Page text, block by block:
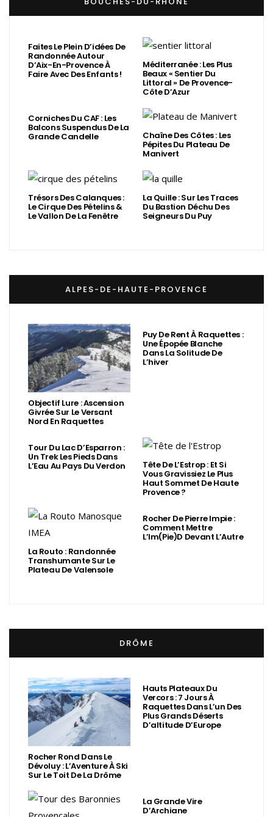
Faites Le Plein D’idées De
Randonnée Autour
D’Aix-En-Provence À
Faire Avec Des Enfants !
Méditerranée : Les Plus
Beaux « Sentier Du
Littoral » De Provence-
Côte D’Azur
Corniches Du CAF : Les
Balcons Suspendus De La
Grande Candelle Chaîne Des Côtes : Les
Pépites Du Plateau De
Manivert
Trésors Des Calanques :
Le Cirque Des Pételins &
Le Vallon De La Fenêtre
La Quille : Sur Les Traces
Du Bastion Déchu Des
Seigneurs Du Puy
ALPES-DE-HAUTE-PROVENCE
Objectif Lure : Ascension
Givrée Sur Le Versant
Nord En Raquettes
Puy De Rent À Raquettes :
Une Épopée Blanche
Dans La Solitude De
L’hiver
Tour Du Lac D’Esparron :
Un Trek Les Pieds Dans
L’Eau Au Pays Du Verdon Tête De L’Estrop : Et Si
Vous Gravissiez Le Plus
Haut Sommet De Haute
Provence ?
La Routo : Randonnée
Transhumante Sur Le
Plateau De Valensole
Rocher De Pierre Impie :
Comment Mettre
L’Im(Pie)d Devant L’Autre
DRÔME
Rocher Rond Dans Le
Dévoluy : L’Aventure À Ski
Sur Le Toit De La Drôme
Hauts Plateaux Du
Vercors : 7 Jours À
Raquettes Dans L’un Des
Plus Grands Déserts
D’altitude D’Europe
La Grande Vire
D’Archiane